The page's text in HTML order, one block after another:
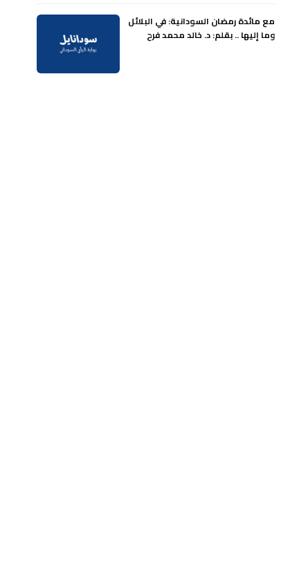
مع مائدة رمضان السودانية: في البلائل
وما إليها .. بقلم: د. خالد محمد فرح